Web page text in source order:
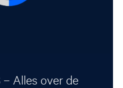
Alles over de